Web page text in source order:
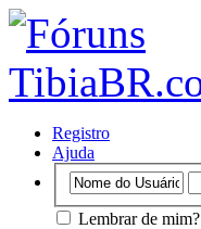
Registro
Ajuda
Lembrar de mim?